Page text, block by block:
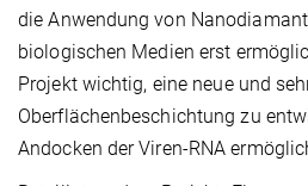
die Anwendung von
biologischen Medien erst
Projekt wichtig, eine neue und
Oberflächenbeschichtung zu
Andocken der Viren-RNA